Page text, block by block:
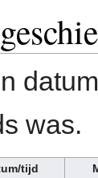
was.
tijd